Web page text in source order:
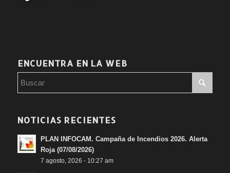
ENCUENTRA EN LA WEB
NOTICIAS RECIENTES
PLAN INFOCAM. Campaña de Incendios 2026. Alerta
Roja (07/08/2026)
7 agosto, 2026 - 10:27 am